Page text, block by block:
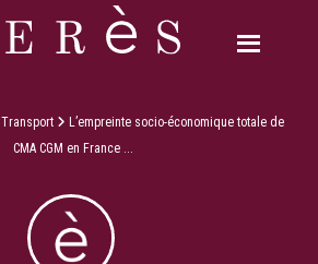
Transport
L’empreinte socio-économique totale de
CMA CGM en France ...